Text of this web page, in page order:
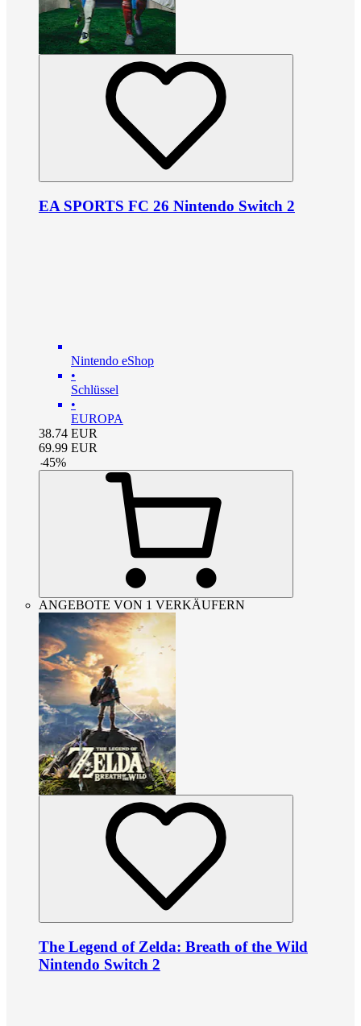
EA SPORTS FC 26 Nintendo Switch 2
Nintendo eShop
•
Schlüssel
•
EUROPA
38.74 EUR
69.99 EUR
-45%
ANGEBOTE VON 1 VERKÄUFERN
The Legend of Zelda: Breath of the Wild
Nintendo Switch 2